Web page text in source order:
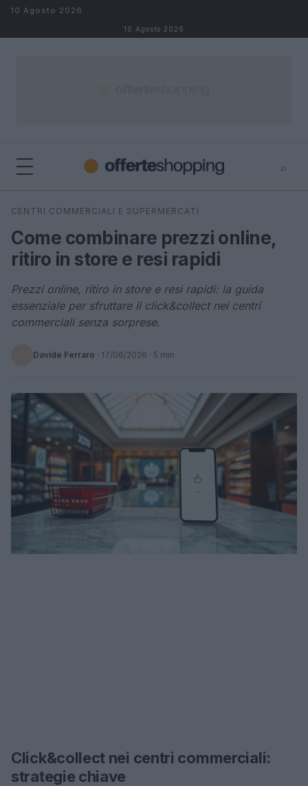
Salta al contenuto
10 Agosto 2026
10 Agosto 2026
⌕
Cerca
CENTRI COMMERCIALI E SUPERMERCATI
Come combinare prezzi online,
ritiro in store e resi rapidi
Prezzi online, ritiro in store e resi rapidi: la guida
essenziale per sfruttare il click&collect nei centri
commerciali senza sorprese.
Davide Ferraro · 17/06/2026 · 5 min
Click&collect nei centri commerciali:
strategie chiave